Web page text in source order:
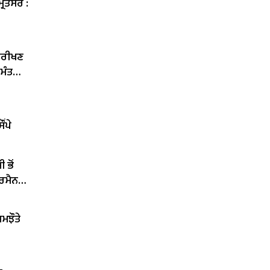
ਭੋਂ